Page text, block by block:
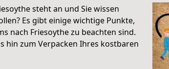
steht an und Sie wissen
Es gibt einige wichtige Punkte,
nach Friesoythe zu beachten sind.
hin zum Verpacken Ihres kostbaren